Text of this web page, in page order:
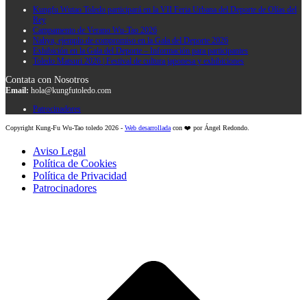
Kungfu Wutao Toledo participará en la VII Feria Urbana del Deporte de Olías del
Rey
Campamento de Verano Wu-Tao 2026
Nahya, ejemplo de compromiso en la Gala del Deporte 2026
Exhibición en la Gala del Deporte – Información para participantes
Toledo Matsuri 2026 | Festival de cultura japonesa y exhibiciones
Contata con Nosotros
Email: hola@kungfutoledo.com
Patrocinadores
Copyright Kung-Fu Wu-Tao toledo 2026 - Web desarrollada con ❤️ por Ángel Redondo.
Aviso Legal
Política de Cookies
Política de Privacidad
Patrocinadores